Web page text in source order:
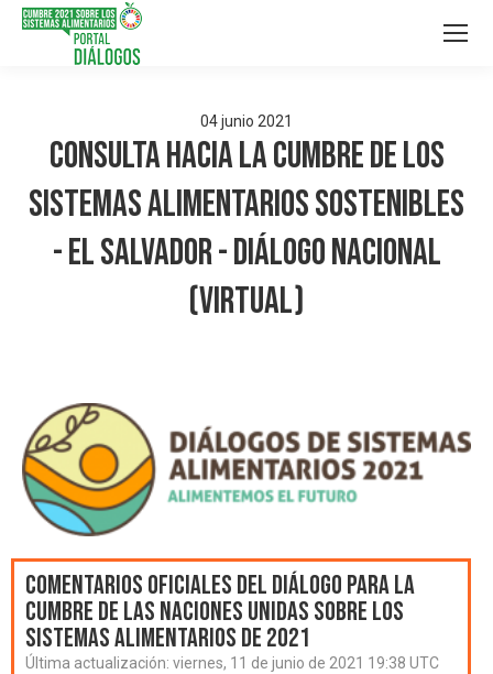
04junio 2021
Consulta hacia la Cumbre de los
Sistemas Alimentarios Sostenibles
- El Salvador - Diálogo Nacional
(virtual)
Comentarios oficiales del Diálogo para la
Cumbre de las Naciones Unidas sobre los
Sistemas Alimentarios de 2021
Última actualización: viernes, 11 de junio de 2021 19:38 UTC